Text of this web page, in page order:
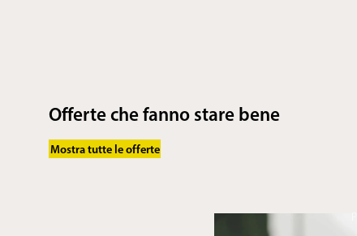
Offerte che fanno stare bene
Mostra tutte le offerte